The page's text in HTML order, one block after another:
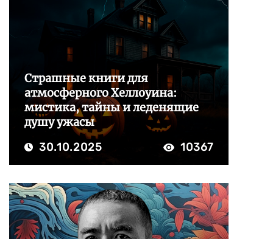
Страшные книги для
атмосферного Хеллоуина:
мистика, тайны и леденящие
душу ужасы
30.10.2025 10367